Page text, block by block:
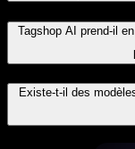
Tagshop AI prend-il
Existe-t-il des